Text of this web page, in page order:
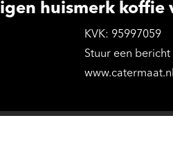
huismerk koffie
KVK: 95997059
Stuur een bericht
www.catermaat.nl